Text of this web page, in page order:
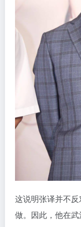
这说明张译并不
做。因此，他在武